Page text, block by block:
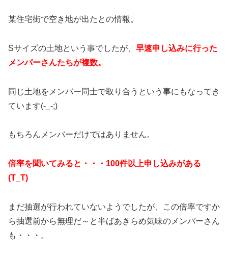
某住宅街で空き地が出たとの情報。
Sサイズの土地という事でしたが、 早速申し込みに行った
メンバーさんたちが複数。
同じ土地をメンバー同士で取り合うという事にもなってき
ています(-_-;)
もちろんメンバーだけではありません。
倍率を聞いてみると・・・100件以上申し込みがある
(T_T)
まだ抽選が行われていないようでしたが、この倍率ですか
ら抽選前から無理だ～と半ばあきらめ気味のメンバーさん
も・・・。